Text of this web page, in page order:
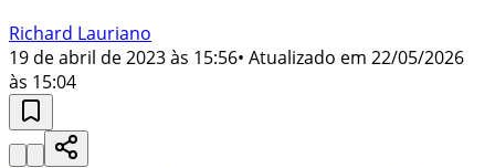
Richard Lauriano
19 de abril de 2023 às 15:56• Atualizado em 22/05/2026
às 15:04